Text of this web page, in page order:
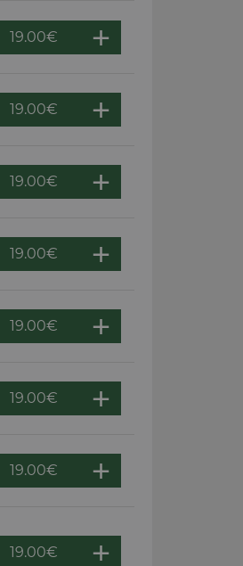
19.00€
19.00€
19.00€
19.00€
19.00€
19.00€
19.00€
19.00€